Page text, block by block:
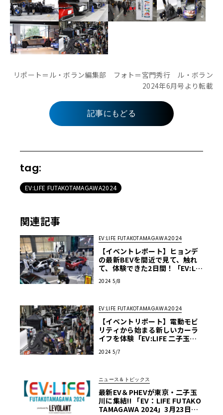
リポート＝ル・ボラン編集部 フォト＝宮門秀行 ル・ボラン
2024年6月号より転載
記事にもどる
tag:
EV:LIFE FUTAKOTAMAGAWA2024
関連記事
EV:LIFE FUTAKOTAMAGAWA2024
【イベントレポート】ヒョンデ
の最新BEVを間近で見て、触れ
て、体験できた2日間！「EV:LIF
ル・ボランヒョンデブース」
2024 5/8
EV:LIFE FUTAKOTAMAGAWA2024
【イベントリポート】電動モビ
リティから始まる新しいカーラ
イフを体験「EV:LIFE 二子玉川2
2024 5/7
ニュース＆トピックス
最新EV＆PHEVが東京・二子玉
川に集結!! 「EV：LIFE FUTAKO
TAMAGAWA 2024」3月23日